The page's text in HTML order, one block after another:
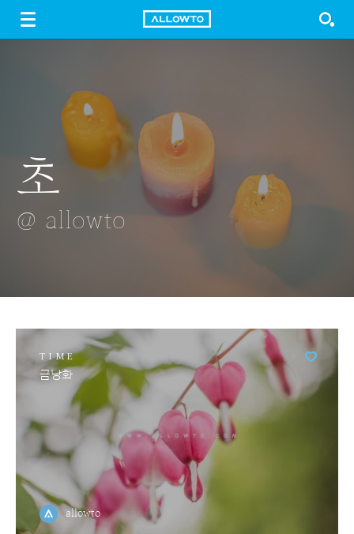
FREE DOWNLOAD
초
@ allowto
은행나무
@ allowto
벚꽃축제
@ allowto
묘미스런 묘미
@ allowto
핑크 구두
@ allowto
TIME
금낭화
allowto